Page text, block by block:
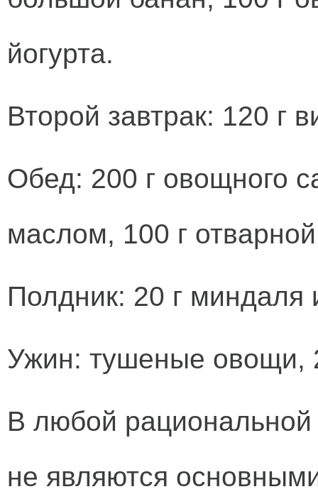
йогурта.
Второй завтрак: 120 г
Обед: 200 г овощного
маслом, 100 г
Полдник: 20 г миндаля
Ужин: тушеные овощи,
В любой рациональной
не являются